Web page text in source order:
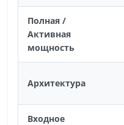
Полная /
Активная
мощность
Архитектура
Входное